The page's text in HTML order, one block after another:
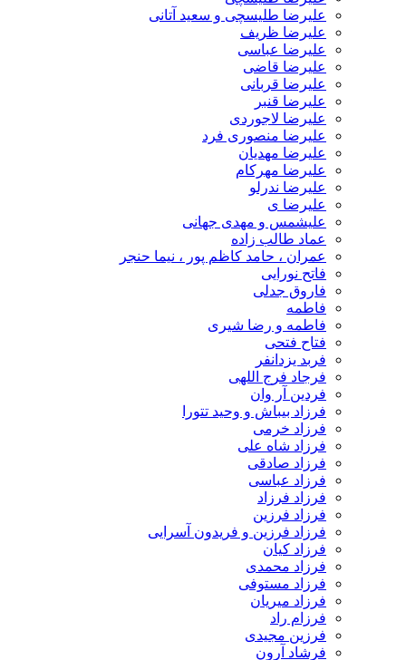
علیرضا طلیسچی و سعید آتانی
علیرضا ظریف
علیرضا عباسی
علیرضا قاضی
علیرضا قربانی
علیرضا قنبر
علیرضا لاجوردی
علیرضا منصوری فرد
علیرضا مهدیان
علیرضا مهرکام
علیرضا ندرلو
علیرضا ی
علیشمس و مهدی جهانی
عماد طالب زاده
عمران ، حامد کاظم پور ، نیما حنجر
فاتح نورایی
فاروق جدلی
فاطمه
فاطمه و رضا شیری
فتاح فتحی
فربد یزدانفر
فرجاد فرج اللهی
فردین آر وان
فرزاد بیباش و وحید تتورا
فرزاد خرمی
فرزاد شاه علی
فرزاد صادقی
فرزاد عباسی
فرزاد فرزاد
فرزاد فرزین
فرزاد فرزین و فریدون آسرایی
فرزاد کیان
فرزاد محمدی
فرزاد مستوفی
فرزاد میریان
فرزام راد
فرزین مجیدی
فرشاد آرون